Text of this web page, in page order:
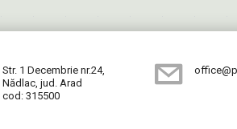
Str. 1 Decembrie nr.24,
Nădlac, jud. Arad
cod: 315500